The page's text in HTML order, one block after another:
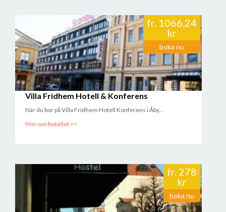
fr. 1066.24
kr
boka nu
Villa Fridhem Hotell & Konferens
När du bor på Villa Fridhem Hotell Konferens i Åby...
Mer om hotellet >>
fr. 278
kr
boka nu